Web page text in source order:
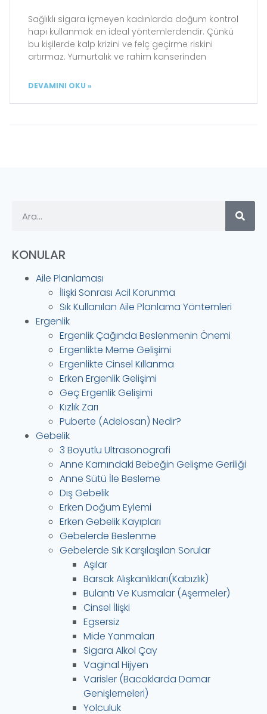
Sağlıklı sigara içmeyen kadınlarda doğum kontrol
hapı kullanmak en ideal yöntemlerdendir. Çünkü
bu kişilerde kalp krizini ve felç geçirme riskini
artırmaz. Yumurtalık ve rahim kanserinden
DEVAMINI OKU »
KONULAR
Aile Planlaması
İlişki Sonrası Acil Korunma
Sık Kullanılan Aile Planlama Yöntemleri
Ergenlik
Ergenlik Çağında Beslenmenin Önemi
Ergenlikte Meme Gelişimi
Ergenlikte Cinsel Kıllanma
Erken Ergenlik Gelişimi
Geç Ergenlik Gelişimi
Kızlık Zarı
Puberte (Adelosan) Nedir?
Gebelik
3 Boyutlu Ultrasonografi
Anne Karnındaki Bebeğin Gelişme Geriliği
Anne Sütü İle Besleme
Dış Gebelik
Erken Doğum Eylemi
Erken Gebelik Kayıpları
Gebelerde Beslenme
Gebelerde Sık Karşılaşılan Sorular
Aşılar
Barsak Alışkanlıkları(Kabızlık)
Bulantı Ve Kusmalar (Aşermeler)
Cinsel İlişki
Egsersiz
Mide Yanmaları
Sigara Alkol Çay
Vaginal Hijyen
Varisler (Bacaklarda Damar
Genişlemeleri)
Yolculuk